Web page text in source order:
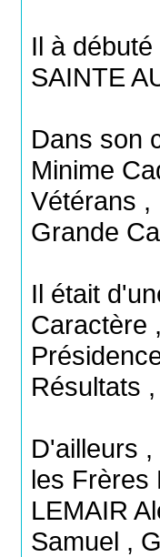
Il à
SAINTE
Dans son
Minime
Vétérans ,
Grande
Il était
Caractère
Résultats ,
D'ailleurs
les Frères
LEMAIR
Samuel ,